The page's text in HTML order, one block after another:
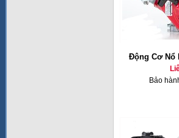
Động Cơ Nổ
Bảo